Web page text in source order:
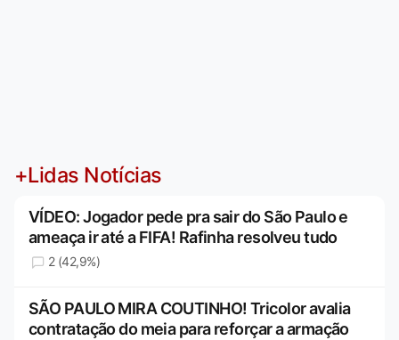
+Lidas Notícias
VÍDEO: Jogador pede pra sair do São Paulo e
ameaça ir até a FIFA! Rafinha resolveu tudo
2 (42,9%)
SÃO PAULO MIRA COUTINHO! Tricolor avalia
contratação do meia para reforçar a armação